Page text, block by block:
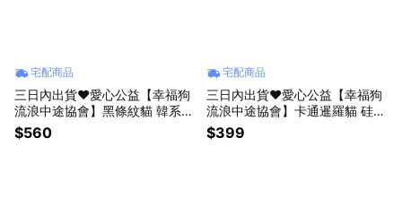
宅配商品
三日內出貨❤️愛心公益【幸福狗
流浪中途協會】黑條紋貓 韓系刺
繡托特包 大容量斜背包 環保防
潑水耐磨布料 可收納 幫助苗栗
$560
宅配商品
三日內出貨❤️愛心公益【幸福狗
流浪中途協會】卡通暹羅貓 硅藻
吸水地墊 浴室地垫 瞬間吸水 腳
過即乾 洗手間腳墊 防滑易清洗
$399